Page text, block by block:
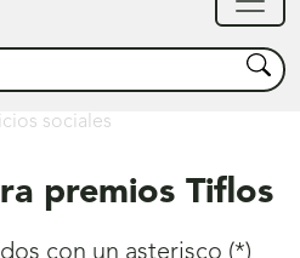
Buscar
premios Tiflos